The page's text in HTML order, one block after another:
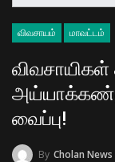
விவசாயம் மாவட்டம்
வைப்பு!
By Cholan News